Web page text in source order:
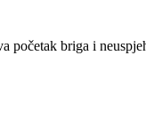
početak briga i